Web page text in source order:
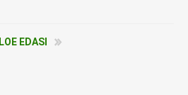
LOE EDASI